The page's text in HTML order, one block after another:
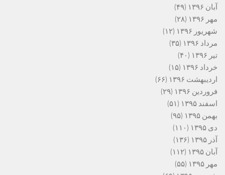
آبان ۱۳۹۶
(۴۹)
مهر ۱۳۹۶
(۲۸)
شهریور ۱۳۹۶
(۱۲)
مرداد ۱۳۹۶
(۳۵)
تیر ۱۳۹۶
(۴۰)
خرداد ۱۳۹۶
(۱۵)
اردیبهشت ۱۳۹۶
(۶۶)
فروردین ۱۳۹۶
(۲۹)
اسفند ۱۳۹۵
(۵۱)
بهمن ۱۳۹۵
(۹۵)
دی ۱۳۹۵
(۱۱۰)
آذر ۱۳۹۵
(۱۳۶)
آبان ۱۳۹۵
(۱۱۲)
مهر ۱۳۹۵
(۵۵)